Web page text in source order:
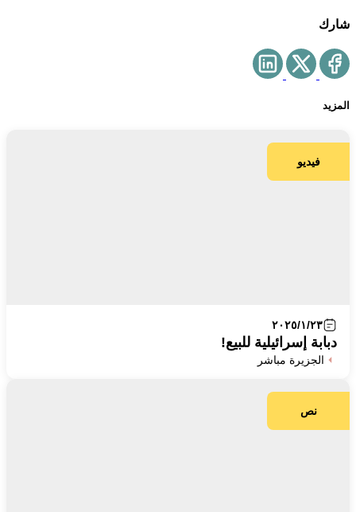
شارك
المزيد
فيديو
٢٠٢٥/١/٢٣
دبابة إسرائيلية للبيع!
الجزيرة مباشر
نص